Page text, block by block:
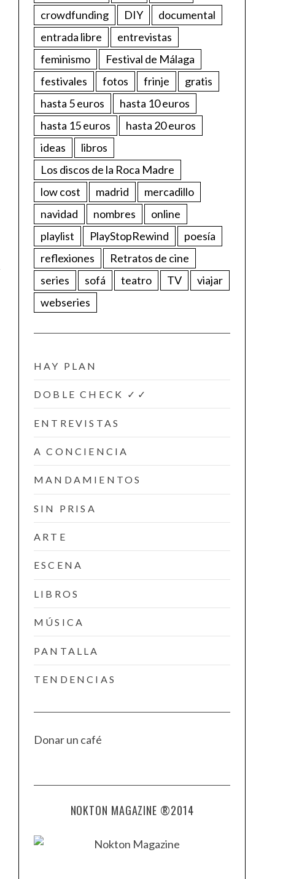
crowdfunding
DIY
documental
entrada libre
entrevistas
feminismo
Festival de Málaga
festivales
fotos frinje
gratis
hasta 5 euros
hasta 10 euros
hasta 15 euros
hasta 20 euros
ideas
libros
Los discos de la Roca Madre
low cost
madrid
mercadillo
navidad
nombres
online
playlist
PlayStopRewind
poesía
reflexiones
Retratos de cine
series
sofá teatro TV
viajar
webseries
HAY PLAN
DOBLE CHECK ✓✓
ENTREVISTAS
A CONCIENCIA
MANDAMIENTOS
SIN PRISA
ARTE
ESCENA
LIBROS
MÚSICA
PANTALLA
TENDENCIAS
Donar un café
NOKTON MAGAZINE ®2014